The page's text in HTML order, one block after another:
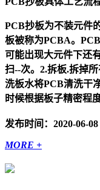
PCB抄板为不装元件
板被称为PCBA。
可能出现大元件下还
扫--次。2.拆板.拆掉
洗板水将PCB清洗干
时候根据板子精密程
发布时间：2020-06-08
MORE +